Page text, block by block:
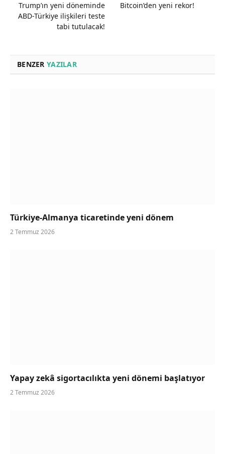
Trump’ın yeni döneminde
ABD-Türkiye ilişkileri teste
tabi tutulacak!
Bitcoin’den yeni rekor!
BENZER YAZILAR
Türkiye-Almanya ticaretinde yeni dönem
2 Temmuz 2026
Yapay zekâ sigortacılıkta yeni dönemi başlatıyor
2 Temmuz 2026